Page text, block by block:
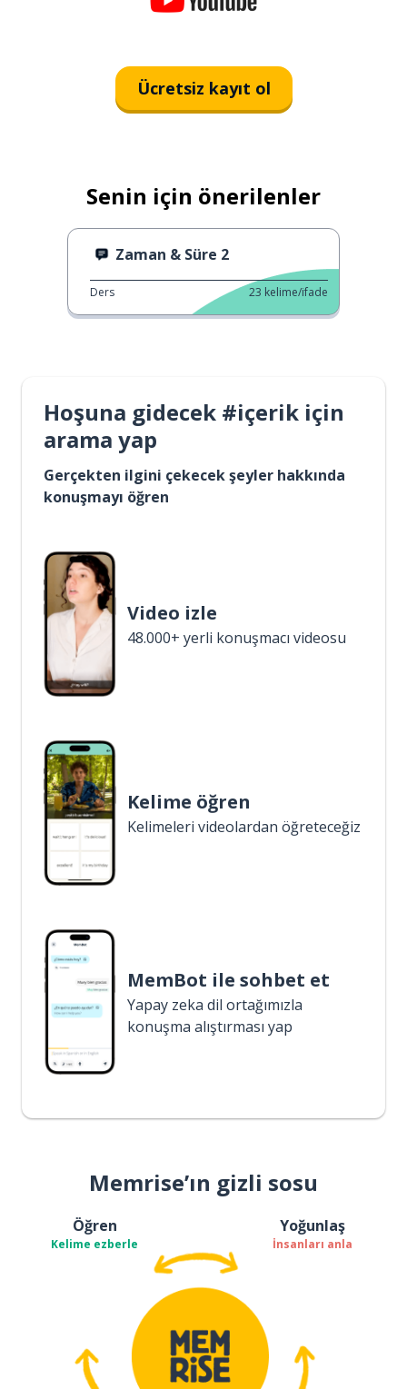
Ücretsiz kayıt ol
Senin için önerilenler
Zaman & Süre 2
Ders 23 kelime/ifade
Hoşuna gidecek #içerik için
arama yap
Gerçekten ilgini çekecek şeyler hakkında
konuşmayı öğren
Video izle
48.000+ yerli konuşmacı videosu
Kelime öğren
Kelimeleri videolardan öğreteceğiz
MemBot ile sohbet et
Yapay zeka dil ortağımızla
konuşma alıştırması yap
Memrise’ın gizli sosu
Öğren
Kelime ezberle
Yoğunlaş
İnsanları anla